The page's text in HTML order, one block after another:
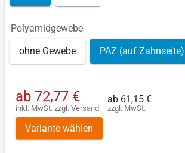
Polyamidgewebe
ohne Gewebe PAZ (auf Zahnseite)
ab 72,77 €
inkl. MwSt. zzgl. Versand
ab 61,15 €
zzgl. MwSt.
Variante wählen